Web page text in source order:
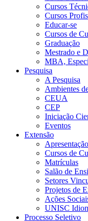
Cursos
Cursos
Educar-se
Cursos de
Graduação
Mestrado e
MBA,
Pesquisa
A Pesquisa
Ambientes
CEUA
CEP
Iniciação
Eventos
Extensão
Apresentação
Cursos de
Matrículas
Salão de
Setores
Projetos de
Ações
UNISC
Processo Seletivo